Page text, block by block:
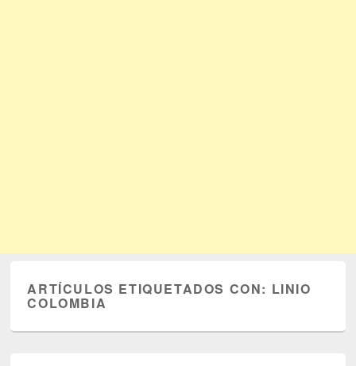
ARTÍCULOS ETIQUETADOS CON: LINIO
COLOMBIA